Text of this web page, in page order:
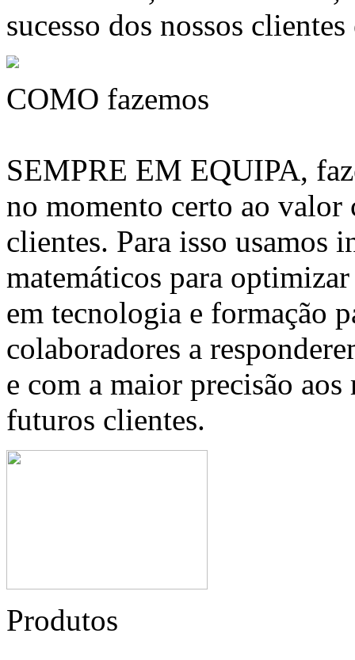
sucesso dos nossos
COMO fazemos
SEMPRE EM EQUIPA,
no momento certo ao valor
clientes. Para isso usamos
matemáticos para
em tecnologia e formação
colaboradores a
e com a maior precisão
futuros clientes.
Produtos